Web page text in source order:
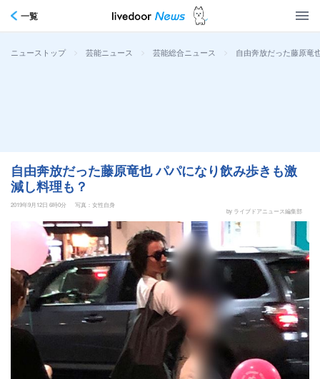
一覧
ニューストップ > 芸能ニュース > 芸能総合ニュース > 自由奔放だった藤原竜
自由奔放だった藤原竜也 パパになり飲み歩きも激
減し料理も？
2019年9月12日 6時0分
写真：女性自身
by ライブドアニュース編集部